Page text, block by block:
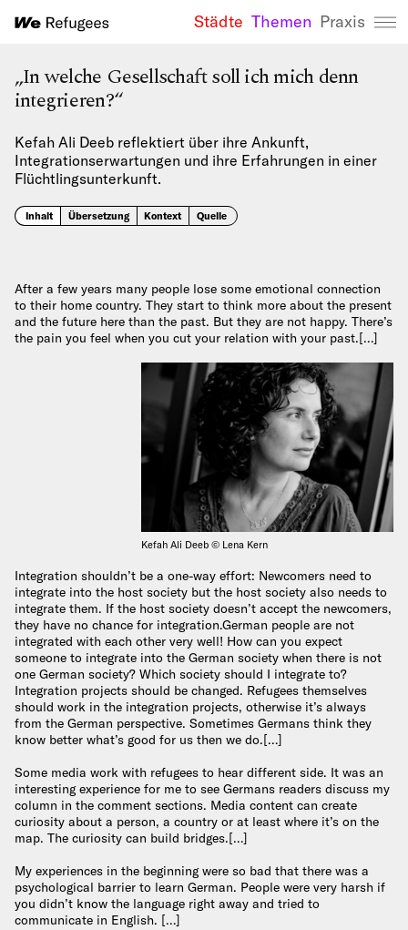
We Refugees
Städte Themen Praxis
„In welche Gesellschaft soll ich mich denn
integrieren?“
Kefah Ali Deeb reflektiert über ihre Ankunft,
Integrationserwartungen und ihre Erfahrungen in einer
Flüchtlingsunterkunft.
Inhalt Übersetzung Kontext Quelle
After a few years many people lose some emotional connection
to their home country. They start to think more about the present
and the future here than the past. But they are not happy. There’s
the pain you feel when you cut your relation with your past.[…]
Kefah Ali Deeb © Lena Kern
Integration shouldn’t be a one-way effort: Newcomers need to
integrate into the host society but the host society also needs to
integrate them. If the host society doesn’t accept the newcomers,
they have no chance for integration.German people are not
integrated with each other very well! How can you expect
someone to integrate into the German society when there is not
one German society? Which society should I integrate to?
Integration projects should be changed. Refugees themselves
should work in the integration projects, otherwise it’s always
from the German perspective. Sometimes Germans think they
know better what’s good for us then we do.[…]
Some media work with refugees to hear different side. It was an
interesting experience for me to see Germans readers discuss my
column in the comment sections. Media content can create
curiosity about a person, a country or at least where it’s on the
map. The curiosity can build bridges.[…]
My experiences in the beginning were so bad that there was a
psychological barrier to learn German. People were very harsh if
you didn’t know the language right away and tried to
communicate in English. […]